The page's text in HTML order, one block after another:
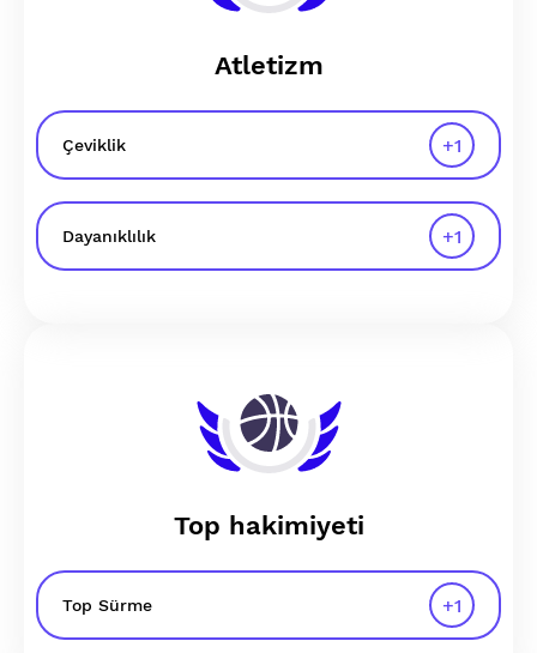
Atletizm
Çeviklik +1
Dayanıklılık +1
Top hakimiyeti
Top Sürme +1